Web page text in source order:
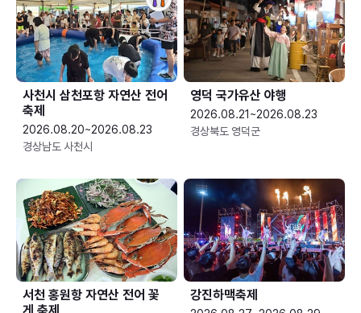
사천시 삼천포항 자연산 전어
축제
2026.08.20~2026.08.23
경상남도 사천시
영덕 국가유산 야행
2026.08.21~2026.08.23
경상북도 영덕군
서천 홍원항 자연산 전어 꽃
강진하맥축제